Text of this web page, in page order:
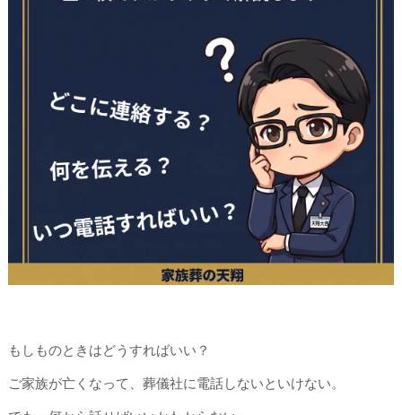
もしものときはどうすればいい？
ご家族が亡くなって、葬儀社に電話しないといけない。